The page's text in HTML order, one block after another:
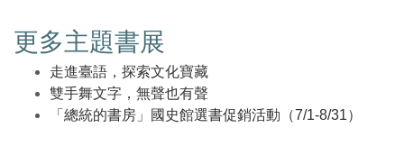
更多主題書展
走進臺語，探索文化寶藏
雙手舞文字，無聲也有聲
「總統的書房」國史館選書促銷活動（7/1-8/31）